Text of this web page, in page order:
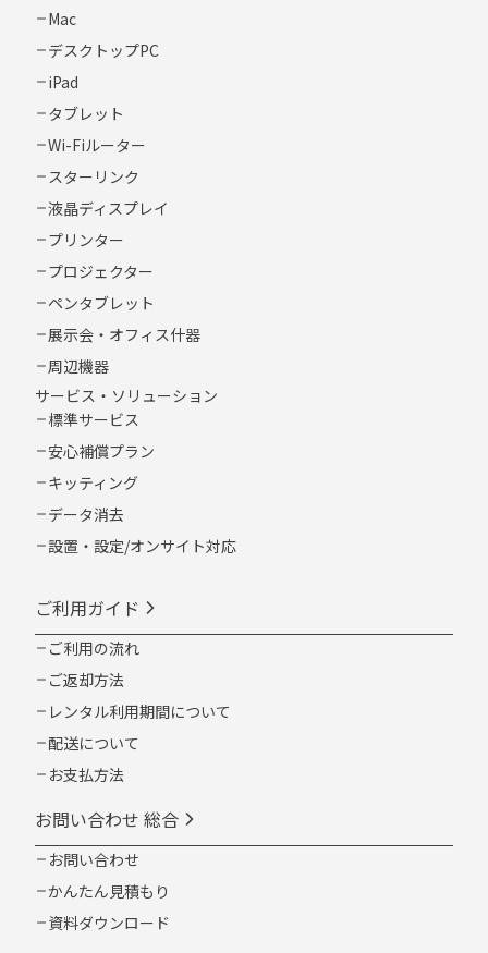
Mac
デスクトップPC
iPad
タブレット
Wi-Fiルーター
スターリンク
液晶ディスプレイ
プリンター
プロジェクター
ペンタブレット
展示会・オフィス什器
周辺機器
サービス・ソリューション
標準サービス
安心補償プラン
キッティング
データ消去
設置・設定/オンサイト対応
ご利用ガイド
ご利用の流れ
ご返却方法
レンタル利用期間について
配送について
お支払方法
お問い合わせ 総合
お問い合わせ
かんたん見積もり
資料ダウンロード